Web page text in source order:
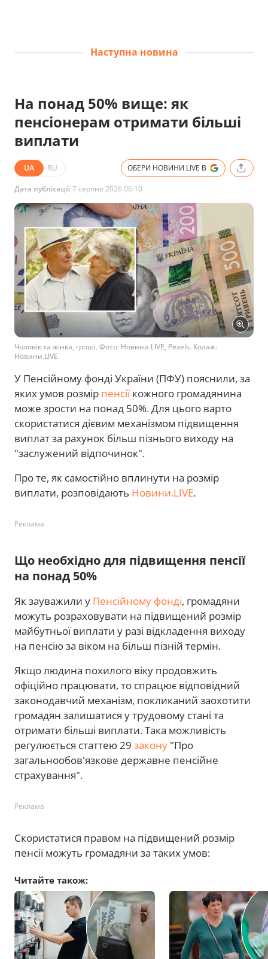
Наступна новина
На понад 50% вище: як
пенсіонерам отримати більші
виплати
UA RU ОБЕРИ НОВИНИ.LIVE В
Дата публікації:7 серпня 2026 06:10
Чоловік та жінка, гроші. Фото: Новини.LIVE, Pexels. Колаж:
Новини.LIVE
У Пенсійному фонді України (ПФУ) пояснили, за
яких умов розмір пенсіїкожного громадянина
може зрости на понад 50%. Для цього варто
скористатися дієвим механізмом підвищення
виплат за рахунок більш пізнього виходу на
"заслужений відпочинок".
Про те, як самостійно вплинути на розмір
виплати, розповідають Новини.LIVE.
Реклама
Що необхідно для підвищення пенсії
на понад 50%
Як зауважили у Пенсійному фонді, громадяни
можуть розраховувати на підвищений розмір
майбутньої виплати у разі відкладення виходу
на пенсію за віком на більш пізній термін.
Якщо людина похилого віку продовжить
офіційно працювати, то спрацює відповідний
законодавчий механізм, покликаний заохотити
громадян залишатися у трудовому стані та
отримати більші виплати. Така можливість
регулюється статтею 29 закону "Про
загальнообов'язкове державне пенсійне
страхування".
Реклама
Скористатися правом на підвищений розмір
пенсії можуть громадяни за таких умов:
Читайте також: